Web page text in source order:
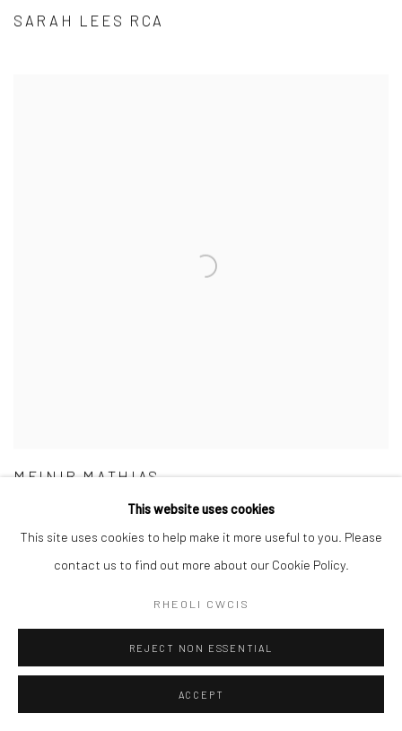
SARAH LEES RCA
MEINIR MATHIAS
This website uses cookies
This site uses cookies to help make it more useful to you. Please
contact us to find out more about our Cookie Policy.
RHEOLI CWCIS
REJECT NON ESSENTIAL
ACCEPT